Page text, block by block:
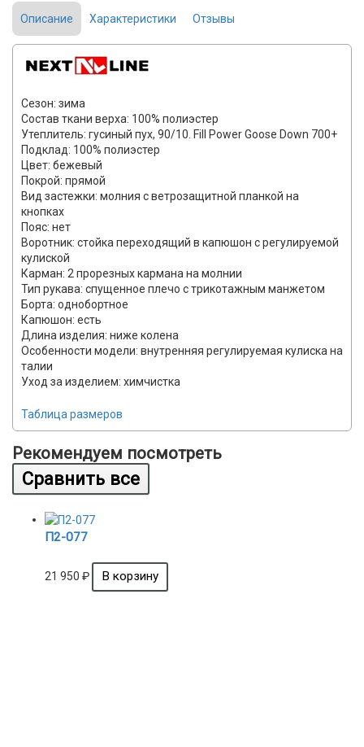
Описание Характеристики Отзывы
Сезон: зима
Состав ткани верха: 100% полиэстер
Утеплитель: гусиный пух, 90/10. Fill Power Goose Down 700+
Подклад: 100% полиэстер
Цвет: бежевый
Покрой: прямой
Вид застежки: молния с ветрозащитной планкой на
кнопках
Пояс: нет
Воротник: стойка переходящий в капюшон с регулируемой
кулиской
Карман: 2 прорезных кармана на молнии
Тип рукава: спущенное плечо с трикотажным манжетом
Борта: однобортное
Капюшон: есть
Длина изделия: ниже колена
Особенности модели: внутренняя регулируемая кулиска на
талии
Уход за изделием: химчистка
Таблица размеров
Рекомендуем посмотреть
П2-077
21 950 ₽